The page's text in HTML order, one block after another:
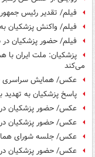
فیلم/ تقدیر رئیس
فیلم/ واکنش پزشکیان
فیلم/ حضور پزشکیان در
پزشکیان: ملت ایران با
می‌کند
عکس/ همایش سراسری
پاسخ پزشکیان به
عکس/ حضور پزشکیان
عکس/ حضور پزشکیان در
عکس/ جلسه شورای
عکس/ حضور پزشکیان